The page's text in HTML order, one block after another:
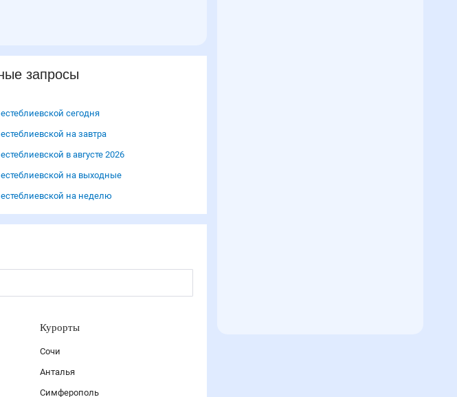
запросы
сегодня
на завтра
в августе 2026
на выходные
на неделю
Курорты
Сочи
Анталья
Симферополь